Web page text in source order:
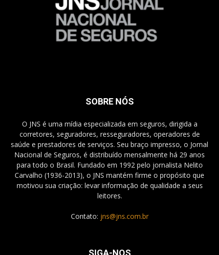
SOBRE NÓS
O JNS é uma mídia especializada em seguros, dirigida a
corretores, seguradores, resseguradores, operadores de
saúde e prestadores de serviços. Seu braço impresso, o Jornal
Nacional de Seguros, é distribuído mensalmente há 29 anos
para todo o Brasil. Fundado em 1992 pelo jornalista Nelito
Carvalho (1936-2013), o JNS mantém firme o propósito que
motivou sua criação: levar informação de qualidade a seus
leitores.
Contato: jns@jns.com.br
SIGA-NOS